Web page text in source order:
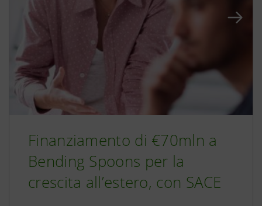
Finanziamento di €70mln a
Bending Spoons per la
crescita all’estero, con SACE